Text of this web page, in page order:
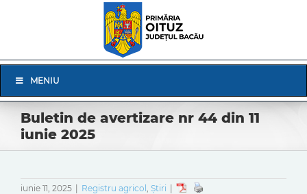
Navigation
MENIU
Buletin de avertizare nr 44 din 11
iunie 2025
iunie 11, 2025 Registru agricol , Știri